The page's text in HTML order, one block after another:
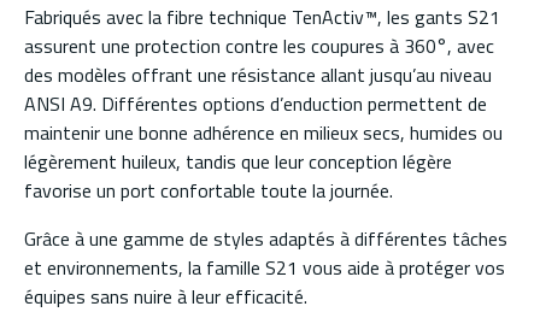
Fabriqués avec la fibre technique TenActiv™, les gants S21
assurent une protection contre les coupures à 360°, avec
des modèles offrant une résistance allant jusqu’au niveau
ANSI A9. Différentes options d’enduction permettent de
maintenir une bonne adhérence en milieux secs, humides ou
légèrement huileux, tandis que leur conception légère
favorise un port confortable toute la journée.
Grâce à une gamme de styles adaptés à différentes tâches
et environnements, la famille S21 vous aide à protéger vos
équipes sans nuire à leur efficacité.